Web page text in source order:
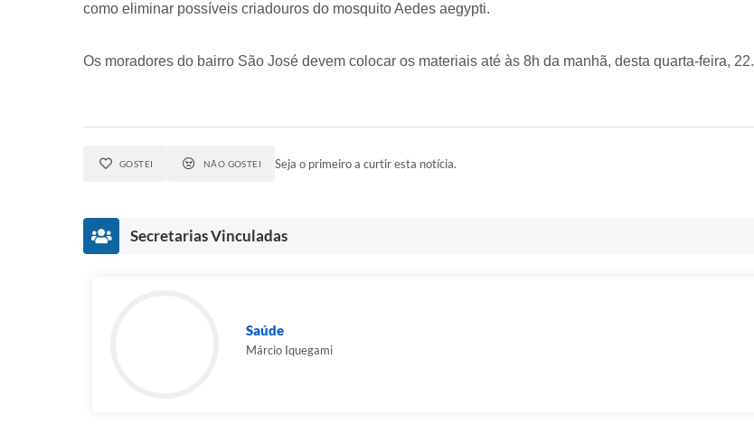
como eliminar possíveis criadouros do mosquito Aedes aegypti.
Os moradores do bairro São José devem colocar os materiais até às 8h da manhã, desta quarta-feira, 22.
GOSTEI NÃO GOSTEI Seja o primeiro a curtir esta notícia.
Secretarias Vinculadas
Saúde
Márcio Iquegami